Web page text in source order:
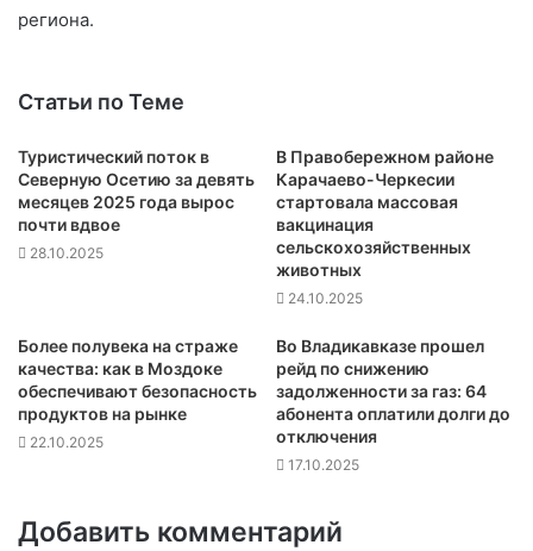
региона.
Статьи по Теме
Туристический поток в
Северную Осетию за девять
месяцев 2025 года вырос
почти вдвое
28.10.2025
В Правобережном районе
Карачаево-Черкесии
стартовала массовая
вакцинация
сельскохозяйственных
животных
24.10.2025
Более полувека на страже
качества: как в Моздоке
обеспечивают безопасность
продуктов на рынке
22.10.2025
Во Владикавказе прошел
рейд по снижению
задолженности за газ: 64
абонента оплатили долги до
отключения
17.10.2025
Добавить комментарий